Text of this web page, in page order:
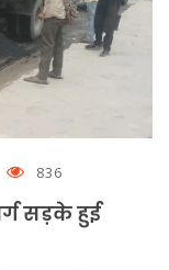
अर्जी निरस्त
पुलिस ने आरोपित को
परेशान, पानी का भी संकट
खाली करने को कहा
शोरा मचाने पर चेन
836
सड़के हुई